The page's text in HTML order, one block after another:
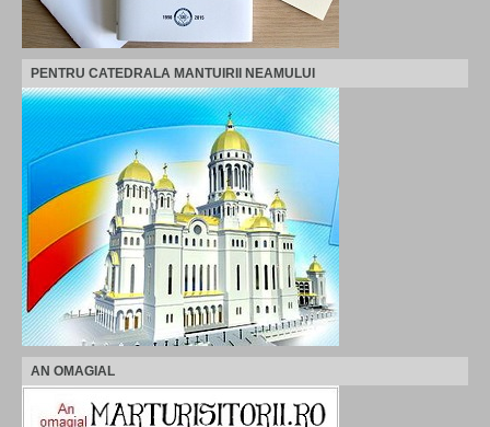
PENTRU CATEDRALA MANTUIRII NEAMULUI
AN OMAGIAL